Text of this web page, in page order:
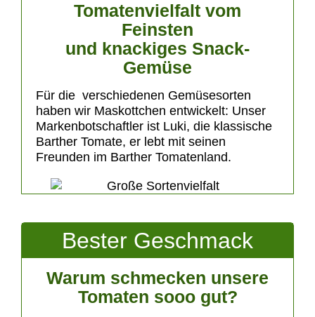
Tomatenvielfalt vom
Feinsten
und knackiges Snack-
Gemüse
Für die verschiedenen Gemüsesorten
haben wir Maskottchen entwickelt: Unser
Markenbotschaftler ist Luki, die klassische
Barther Tomate, er lebt mit seinen
Freunden im Barther Tomatenland.
Bester Geschmack
Warum schmecken unsere
Tomaten sooo gut?